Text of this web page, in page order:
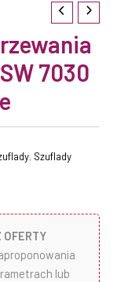
7030
, Szuflady
OFERTY
lub